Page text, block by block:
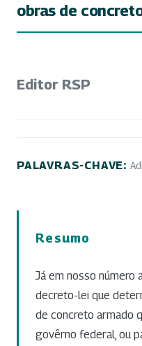
obras de
Editor RSP
PALAVRAS-CHAVE:
Resumo
Já em nosso número
decreto-lei que
de concreto armado
govêrno federal, ou